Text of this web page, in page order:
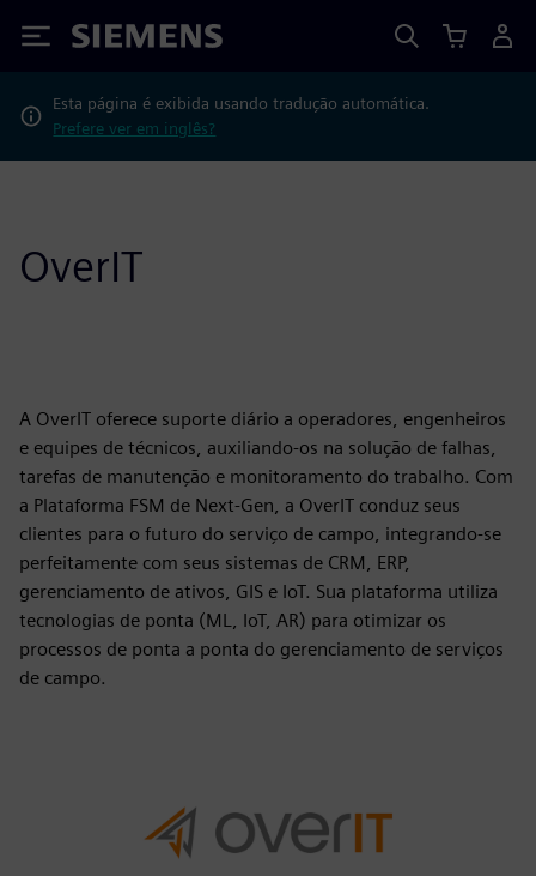
Siemens
Esta página é exibida usando tradução automática.
Prefere ver em inglês?
OverIT
A OverIT oferece suporte diário a operadores, engenheiros
e equipes de técnicos, auxiliando-os na solução de falhas,
tarefas de manutenção e monitoramento do trabalho. Com
a Plataforma FSM de Next-Gen, a OverIT conduz seus
clientes para o futuro do serviço de campo, integrando-se
perfeitamente com seus sistemas de CRM, ERP,
gerenciamento de ativos, GIS e IoT. Sua plataforma utiliza
tecnologias de ponta (ML, IoT, AR) para otimizar os
processos de ponta a ponta do gerenciamento de serviços
de campo.